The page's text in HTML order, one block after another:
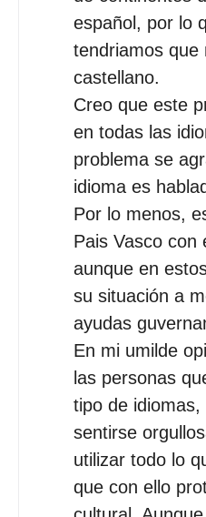
español, por lo
tendriamos que
castellano.
Creo que este
en todas las
problema se
idioma es
Por lo menos,
Pais Vasco con
aunque en
su situación a
ayudas
En mi umilde
las personas
tipo de
sentirse
utilizar todo lo
que con ello